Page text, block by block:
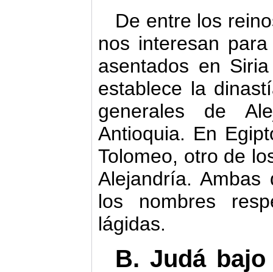
De entre los
nos interesan
asentados en
establece la
generales de
Antioquia. En
Tolomeo, otro de
Alejandría.
los nombres
lágidas.
B. Judá